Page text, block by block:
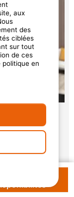
Home 1
aux
des
ciblées
sur tout
de ces
en